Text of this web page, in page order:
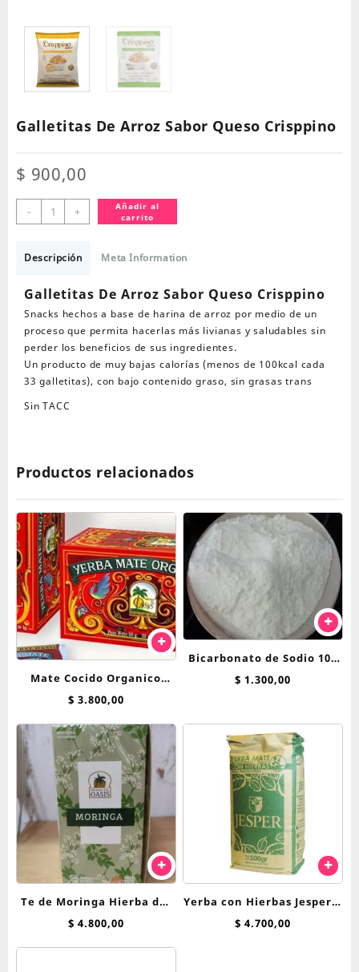
Galletitas De Arroz Sabor Queso Crisppino
$ 900,00
-
Galletitas
De
Sabor
Crisppino
cantidad
+
Añadir al
carrito
Descripción Meta Information
Galletitas De Arroz Sabor Queso Crisppino
Snacks hechos a base de harina de arroz por medio de un
proceso que permita hacerlas más livianas y saludables sin
perder los beneficios de sus ingredientes.
Un producto de muy bajas calorías (menos de 100kcal cada
33 galletitas), con bajo contenido graso, sin grasas trans
Sin TACC
Productos relacionados
Mate Cocido Organico
Hierbas Del Oasis x 25 saq
$ 3.800,00
Bicarbonato de Sodio 100
grs
$ 1.300,00
Te de Moringa Hierba del
Oasis saquitos
$ 4.800,00
Yerba con Hierbas Jesper x
500 g Menta, Peperina y
$ 4.700,00